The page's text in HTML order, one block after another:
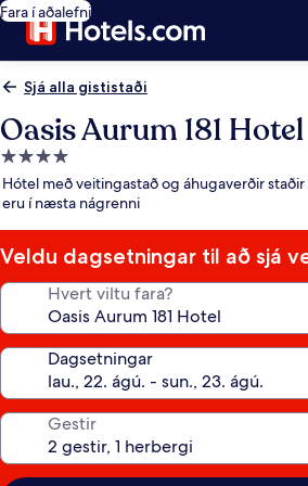
Fara í aðalefni
Sjá alla gististaði
Oasis Aurum 181 Hotel
4.0
stjörnu
gististaður
Hótel með veitingastað og áhugaverðir
eru í næsta nágrenni
Veldu dagsetningar til að sjá
Hvert viltu fara?
Dagsetningar
Gestir